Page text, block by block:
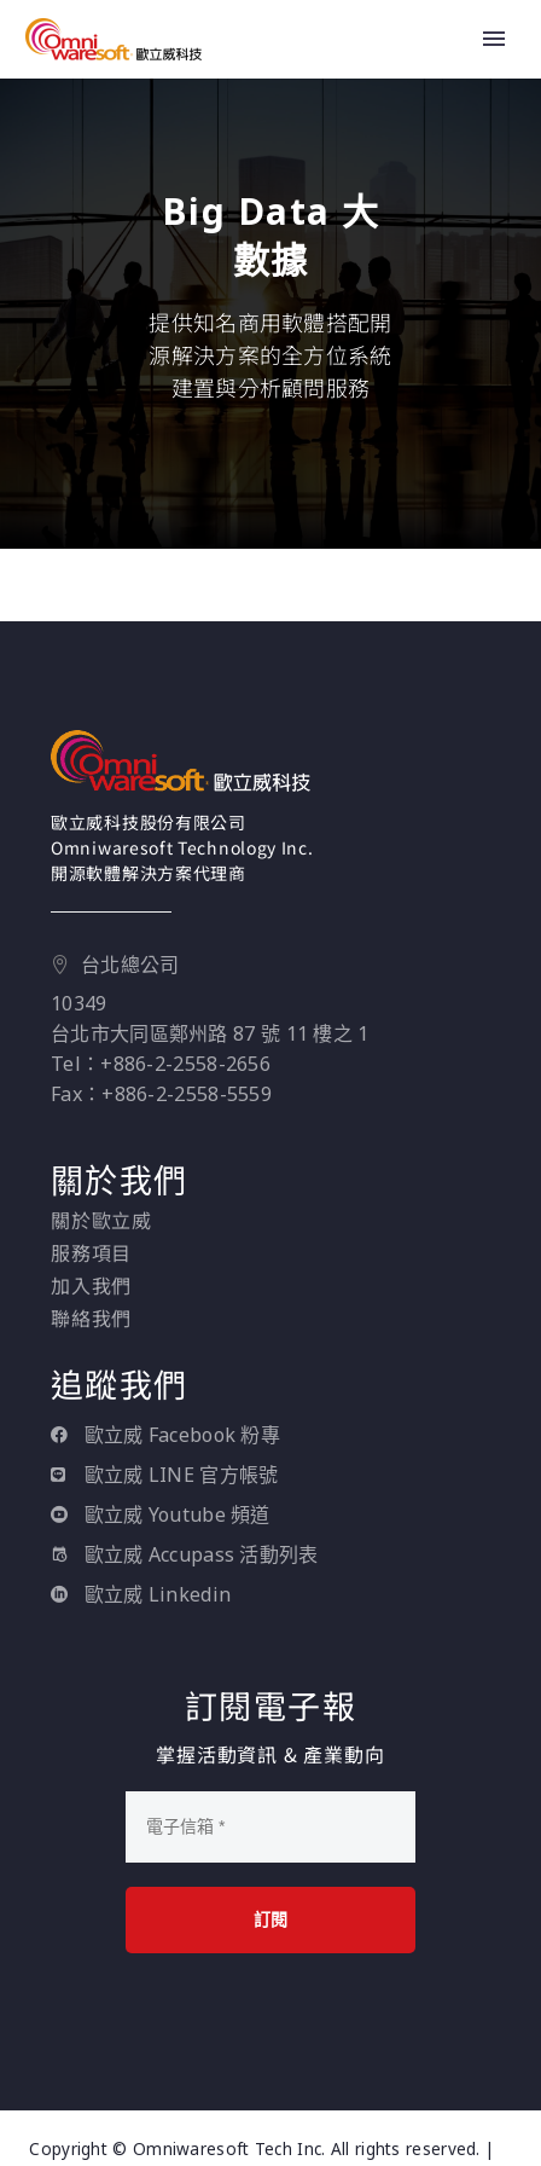
Big Data 大
數據
提供知名商用軟體搭配開
源解決方案的全方位系統
建置與分析顧問服務
歐立威科技股份有限公司
Omniwaresoft Technology Inc.
開源軟體解決方案代理商
台北總公司
10349
台北市大同區鄭州路 87 號 11 樓之 1
Tel：+886-2-2558-2656
Fax：+886-2-2558-5559
關於我們
關於歐立威
服務項目
加入我們
聯絡我們
追蹤我們
歐立威 Facebook 粉專
歐立威 LINE 官方帳號
歐立威 Youtube 頻道
歐立威 Accupass 活動列表
歐立威 Linkedin
訂閱電子報
掌握活動資訊 & 產業動向
訂閱
Copyright © Omniwaresoft Tech Inc. All rights reserved. |